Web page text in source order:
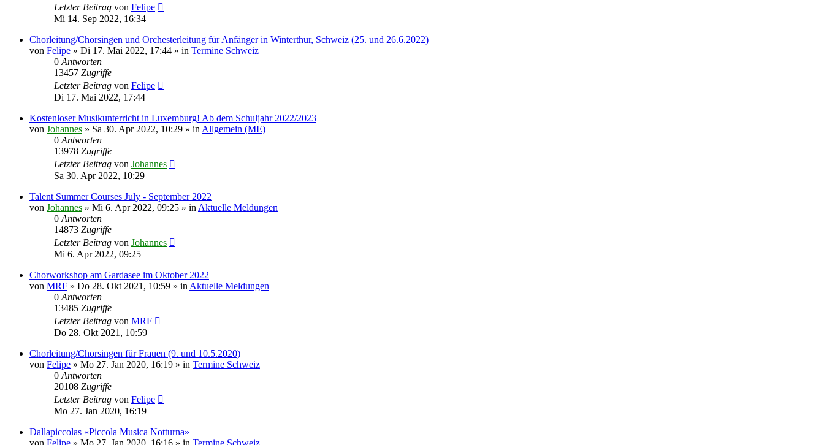
Letzter Beitrag von Felipe
Mi 14. Sep 2022, 16:34
Chorleitung/Chorsingen und Orchesterleitung für Anfänger in Winterthur, Schweiz (25. und 26.6.2022)
von Felipe » Di 17. Mai 2022, 17:44 » in Termine Schweiz
0 Antworten
13457 Zugriffe
Letzter Beitrag von Felipe
Di 17. Mai 2022, 17:44
Kostenloser Musikunterricht in Luxemburg! Ab dem Schuljahr 2022/2023
von Johannes » Sa 30. Apr 2022, 10:29 » in Allgemein (ME)
0 Antworten
13978 Zugriffe
Letzter Beitrag von Johannes
Sa 30. Apr 2022, 10:29
Talent Summer Courses July - September 2022
von Johannes » Mi 6. Apr 2022, 09:25 » in Aktuelle Meldungen
0 Antworten
14873 Zugriffe
Letzter Beitrag von Johannes
Mi 6. Apr 2022, 09:25
Chorworkshop am Gardasee im Oktober 2022
von MRF » Do 28. Okt 2021, 10:59 » in Aktuelle Meldungen
0 Antworten
13485 Zugriffe
Letzter Beitrag von MRF
Do 28. Okt 2021, 10:59
Chorleitung/Chorsingen für Frauen (9. und 10.5.2020)
von Felipe » Mo 27. Jan 2020, 16:19 » in Termine Schweiz
0 Antworten
20108 Zugriffe
Letzter Beitrag von Felipe
Mo 27. Jan 2020, 16:19
Dallapiccolas «Piccola Musica Notturna»
von Felipe » Mo 27. Jan 2020, 16:16 » in Termine Schweiz